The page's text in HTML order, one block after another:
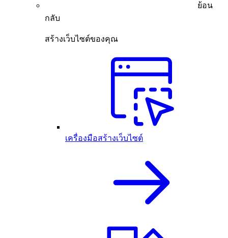
ย้อน
กลับ
สร้างเว็บไซต์ของคุณ
เครื่องมือสร้างเว็บไซต์